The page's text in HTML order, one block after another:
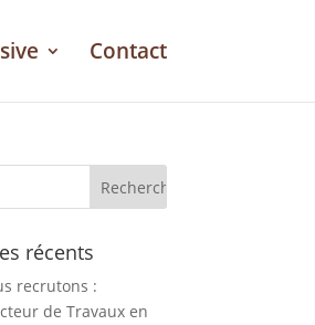
Contact
récents
recrutons :
de Travaux en